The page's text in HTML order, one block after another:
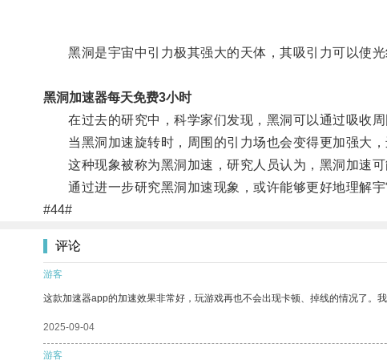
黑洞是宇宙中引力极其强大的天体，其吸引力可以使光
黑洞加速器每天免费3小时
在过去的研究中，科学家们发现，黑洞可以通过吸收周
当黑洞加速旋转时，周围的引力场也会变得更加强大，
这种现象被称为黑洞加速，研究人员认为，黑洞加速可
通过进一步研究黑洞加速现象，或许能够更好地理解宇
#44#
评论
游客
这款加速器app的加速效果非常好，玩游戏再也不会出现卡顿、掉线的情况了。
2025-09-04
游客